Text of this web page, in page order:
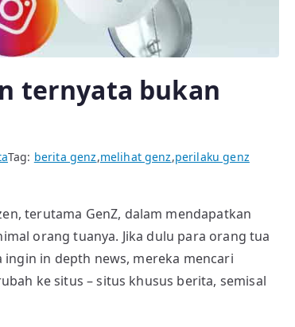
ternyata bukan
Tag: berita genz,melihat genz,perilaku genz
terutama GenZ, dalam mendapatkan
orang tuanya. Jika dulu para orang tua
in depth news, mereka mencari
ke situs – situs khusus berita, semisal